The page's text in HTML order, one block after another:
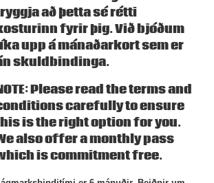
að þetta sé rétti
fyrir þig. Við bjóðum
upp ámánaðarkortsem er
skuldbindinga.
Please read the terms and
carefully to ensure
is the right option for you.
also offer amonthly pass
is commitment free.